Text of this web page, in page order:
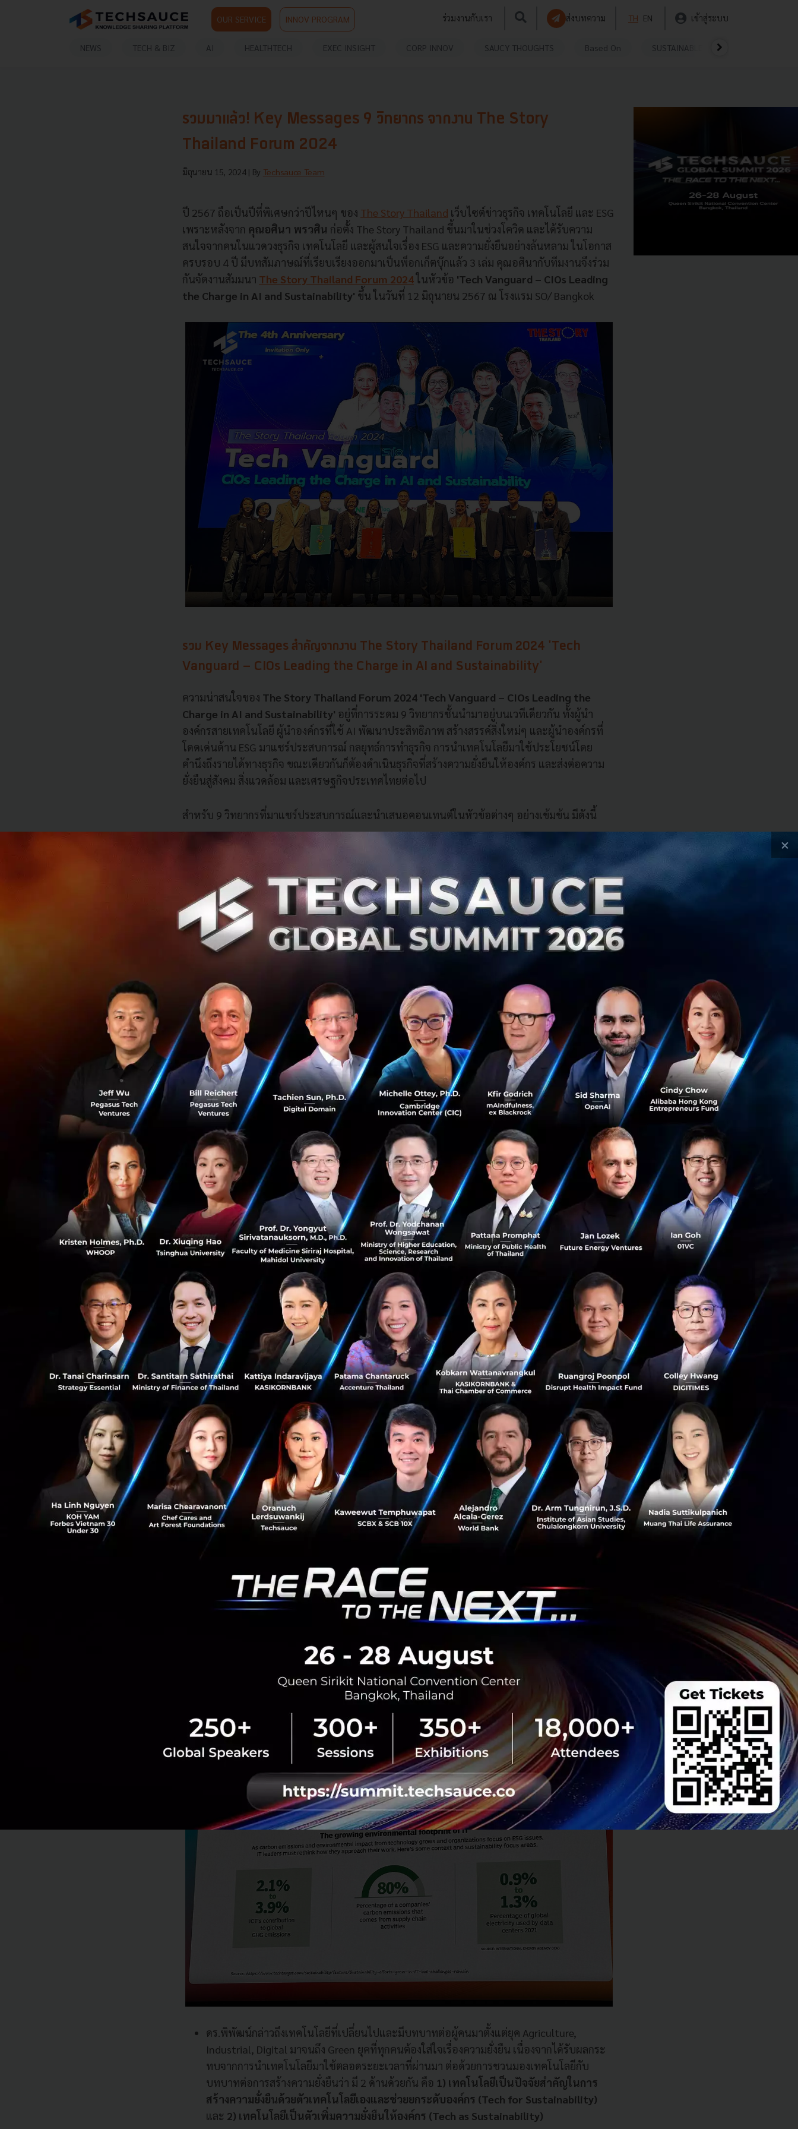
OUR SERVICE INNOV PROGRAM ร่วมงานกับเรา ส่งบทความ TH EN เข้าสู่ระบบ
NEWS TECH & BIZ AI HEALTHTECH EXEC INSIGHT CORP INNOV SAUCY THOUGHTS Based On SUSTAINABLE
0
54
รวมมาแล้ว! Key Messages 9 วิทยากร จากงาน The Story
Thailand Forum 2024
มิถุนายน 15, 2024 | By Techsauce Team
ปี 2567 ถือเป็นปีที่พิเศษกว่าปีไหนๆ ของ The Story Thailand เว็บไซต์ข่าวธุรกิจ เทคโนโลยี และ ESG
เพราะหลังจาก คุณอศินา พรวศิน ก่อตั้ง The Story Thailand ขึ้นมาในช่วงโควิด และได้รับความ
สนใจจากคนในแวดวงธุรกิจ เทคโนโลยี และผู้สนใจเรื่อง ESG และความยั่งยืนอย่างล้นหลาม ในโอกาส
ครบรอบ 4 ปี มีบทสัมภาษณ์ที่เรียบเรียงออกมาเป็นพ็อกเก็ตบุ๊กแล้ว 3 เล่ม คุณอศินากับทีมงานจึงร่วม
กันจัดงานสัมมนา The Story Thailand Forum 2024ในหัวข้อ 'Tech Vanguard – CIOs Leading
the Charge in AI and Sustainability' ขึ้น ในวันที่ 12 มิถุนายน 2567 ณ โรงแรม SO/ Bangkok
รวม Key Messages สำคัญจากงาน The Story Thailand Forum 2024 'Tech
Vanguard – CIOs Leading the Charge in AI and Sustainability'
ความน่าสนใจของ The Story Thailand Forum 2024 'Tech Vanguard – CIOs Leading the
Charge in AI and Sustainability' อยู่ที่การระดม 9 วิทยากรชั้นนำมาอยู่บนเวทีเดียวกัน ทั้งผู้นำ
องค์กรสายเทคโนโลยี ผู้นำองค์กรที่ใช้ AI พัฒนาประสิทธิภาพ สร้างสรรค์สิ่งใหม่ๆ และผู้นำองค์กรที่
โดดเด่นด้าน ESG มาแชร์ประสบการณ์ กลยุทธ์การทำธุรกิจ การนำเทคโนโลยีมาใช้ประโยชน์โดย
คำนึงถึงรายได้ทางธุรกิจ ขณะเดียวกันก็ต้องดำเนินธุรกิจที่สร้างความยั่งยืนให้องค์กร และส่งต่อความ
ยั่งยืนสู่สังคม สิ่งแวดล้อม และเศรษฐกิจประเทศไทยต่อไป
สำหรับ 9 วิทยากรที่มาแชร์ประสบการณ์และนำเสนอคอนเทนต์ในหัวข้อต่างๆ อย่างเข้มข้น มีดังนี้
คุณสมคิด จิรานันตรัตน์ ที่ปรึกษากรรมการผู้จัดการใหญ่ธนาคารกรุงไทย และผู้อยู่เบื้องหลัง
แอปเป๋าตังและ K-Plus
หัวข้อ : The next chapter of the digital transformation for Thailand
หัวข้อ : Harnessing AI for Thailand: SCBX’s Typhoon LLM and the Future of Localized
Innovation
คุณปริชญ์ รังสิมานนท์ ผู้ร่วมก่อตั้ง บริษัท ลูลู่ เทคโนโลยี จำกัด
หัวข้อ : The Real used cases of AI in Business
ดร.เอื้อมพร ปัญญาใสประธานเจ้าหน้าที่บริหาร บริษัท แปซิฟิกไพพ์ จำกัด
หัวข้อ : Real used case: ESG in Action
ดร.ทัดพงศ์ พงศ์ถาวรกมล Managing Director KBTG
หัวข้อ : AI Economy by AI Ecosystem, AI from one to millions
ดร.พิเชษฐ ฤกษ์ปรีชา ประธานเจ้าหน้าที่บริหารบริษัท LINE ประเทศไทย
หัวข้อ :Humanized AI: AI adaptation for everyday life
คุณจิรายุส ทรัพย์ศรีโสภา ผู้ก่อตั้งและประธานบริษัท บิทคับ แคปปิตอล
หัวข้อ : AI and Sustainability Solution
คุณปิยธิดา ตันตระกูล กรรมการผู้จัดการบริษัท เทรนด์ ไมโคร (ประเทศไทย)
หัวข้อ : Generative AI: Cyberworld with Double Edge
1. ดร.พิพัฒน์ ยอดพฤติการ ประธานสถาบันไทยพัฒน์
กล่าวในหัวข้อ Technology: The twin factor of sustainability, from Net Profit
to Net Positive
ดร.พิพัฒน์กล่าวถึงเทคโนโลยีที่เปลี่ยนไปและมีบทบาทต่อผู้คนมาตั้งแต่ยุค Agriculture,
Industrial, Digital มาจนถึง Green ยุคที่ทุกคนต้องใส่ใจเรื่องความยั่งยืน เนื่องจากได้รับผลกระ
ทบจากการนำเทคโนโลยีมาใช้ตลอดระยะเวลาที่ผ่านมา ต่อด้วยการชวนมองเทคโนโลยีกับ
บทบาทต่อการสร้างความยั่งยืนว่า มี 2 ด้านด้วยกัน คือ 1) เทคโนโลยีเป็นปัจจัยสำคัญในการ
สร้างความยั่งยืนด้วยตัวเทคโนโลยีเองและช่วยยกระดับองค์กร (Tech for Sustainability)
และ 2) เทคโนโลยีเป็นตัวเพิ่มความยั่งยืนให้องค์กร (Tech as Sustainability)
×